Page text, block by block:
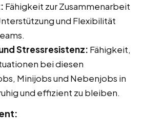
Fähigkeit zur Zusammenarbeit
und Flexibilität
Stressresistenz: Fähigkeit,
bei diesen
Minijobs und Nebenjobs in
und effizient zu bleiben.